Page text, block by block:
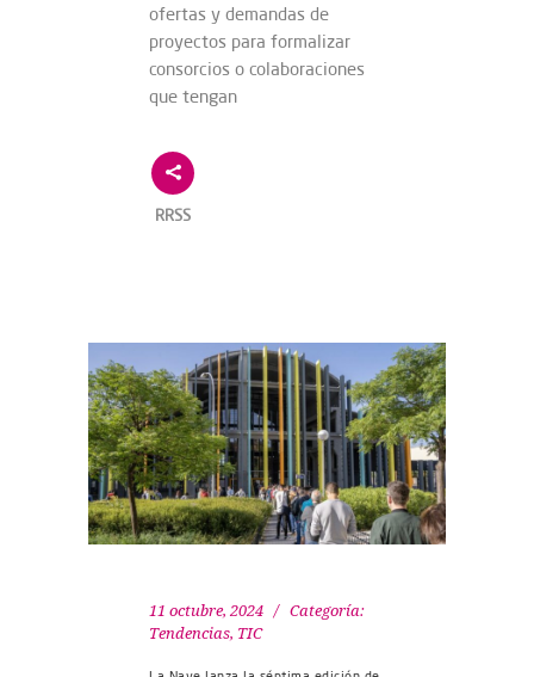
ofertas y demandas de
proyectos para formalizar
consorcios o colaboraciones
que tengan
RRSS
11 octubre, 2024
Categoría:
Tendencias, TIC